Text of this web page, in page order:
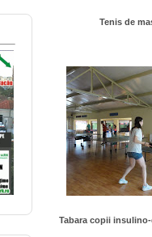
Tenis de
Tabara copii